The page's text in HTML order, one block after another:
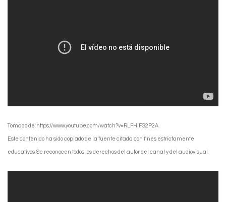
Tomado de: https://www.youtube.com/watch?v=RLFHlFG2P2A
Este contenido ha sido copiado de la fuente citada con fines estrictamente
educativos. Se reconocen todos los derechos del autor del canal y del audiovisual.